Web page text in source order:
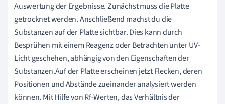
Auswertung der Ergebnisse. Zunächst muss die Platte
getrocknet werden. Anschließend machst du die
Substanzen auf der Platte sichtbar. Dies kann durch
Besprühen mit einem Reagenz oder Betrachten unter UV-
Licht geschehen, abhängig von den Eigenschaften der
Substanzen.Auf der Platte erscheinen jetzt Flecken, deren
Positionen und Abstände zueinander analysiert werden
können. Mit Hilfe von Rf-Werten, das Verhältnis der